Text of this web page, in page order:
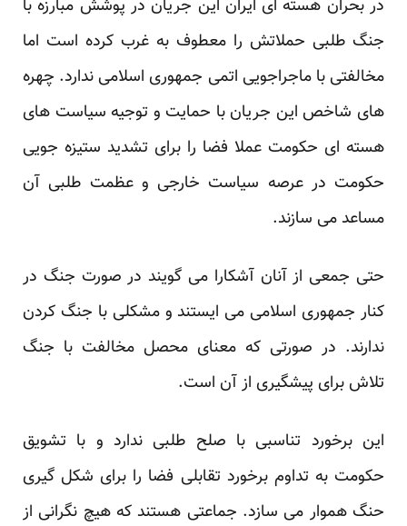
در بحران هسته ای ایران این جریان در پوشش مبارزه با
جنگ طلبی حملاتش را معطوف به غرب کرده است اما
مخالفتی با ماجراجویی اتمی جمهوری اسلامی ندارد. چهره
های شاخص این جریان با حمایت و توجیه سیاست های
هسته ای حکومت عملا فضا را برای تشدید ستیزه جویی
حکومت در عرصه سیاست خارجی و عظمت طلبی آن
مساعد می سازند.
حتی جمعی از آنان آشکارا می گویند در صورت جنگ در
کنار جمهوری اسلامی می ایستند و مشکلی با جنگ کردن
ندارند. در صورتی که معنای محصل مخالفت با جنگ
تلاش برای پیشگیری از آن است.
این برخورد تناسبی با صلح طلبی ندارد و با تشویق
حکومت به تداوم برخورد تقابلی فضا را برای شکل گیری
حنگ هموار می سازد. جماعتی هستند که هیچ نگرانی از